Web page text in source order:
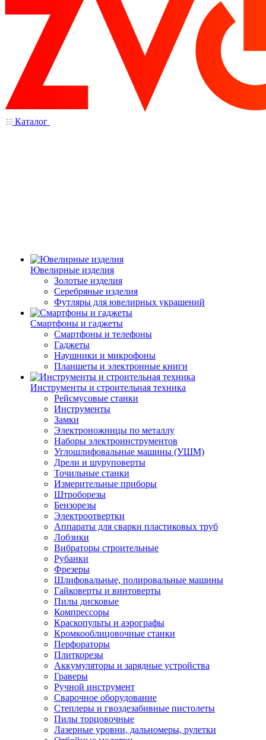
Каталог
Ювелирные изделия
Золотые изделия
Серебряные изделия
Футляры для ювелирных украшений
Смартфоны и гаджеты
Смартфоны и телефоны
Гаджеты
Наушники и микрофоны
Планшеты и электронные книги
Инструменты и строительная техника
Рейсмусовые станки
Инструменты
Замки
Электроножницы по металлу
Наборы электроинструментов
Углошлифовальные машины (УШМ)
Дрели и шуруповерты
Точильные станки
Измерительные приборы
Штроборезы
Бензорезы
Электроотвертки
Аппараты для сварки пластиковых труб
Лобзики
Вибраторы строительные
Рубанки
Фрезеры
Шлифовальные, полировальные машины
Гайковерты и винтоверты
Пилы дисковые
Компрессоры
Краскопульты и аэрографы
Кромкооблицовочные станки
Перфораторы
Плиткорезы
Аккумуляторы и зарядные устройства
Граверы
Ручной инструмент
Сварочное оборудование
Степлеры и гвоздезабивные пистолеты
Пилы торцовочные
Лазерные уровни, дальномеры, рулетки